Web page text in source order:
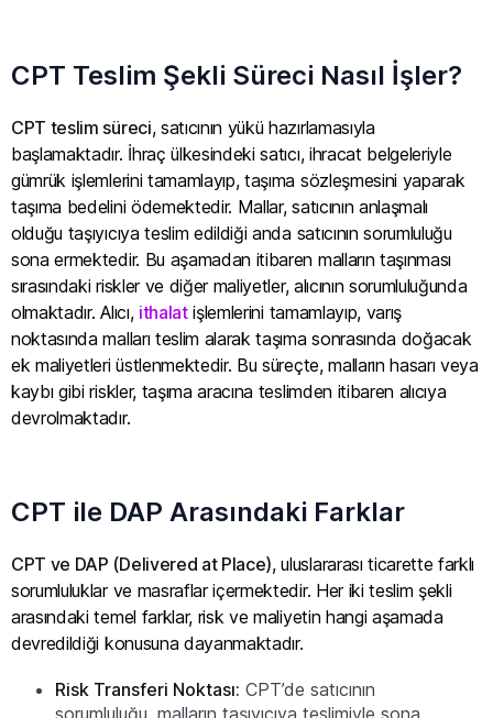
CPT Teslim Şekli Süreci Nasıl İşler?
CPT teslim süreci, satıcının yükü hazırlamasıyla
başlamaktadır. İhraç ülkesindeki satıcı, ihracat belgeleriyle
gümrük işlemlerini tamamlayıp, taşıma sözleşmesini yaparak
taşıma bedelini ödemektedir. Mallar, satıcının anlaşmalı
olduğu taşıyıcıya teslim edildiği anda satıcının sorumluluğu
sona ermektedir. Bu aşamadan itibaren malların taşınması
sırasındaki riskler ve diğer maliyetler, alıcının sorumluluğunda
olmaktadır. Alıcı, ithalatişlemlerini tamamlayıp, varış
noktasında malları teslim alarak taşıma sonrasında doğacak
ek maliyetleri üstlenmektedir. Bu süreçte, malların hasarı veya
kaybı gibi riskler, taşıma aracına teslimden itibaren alıcıya
devrolmaktadır.
CPT ile DAP Arasındaki Farklar
CPT ve DAP (Delivered at Place), uluslararası ticarette farklı
sorumluluklar ve masraflar içermektedir. Her iki teslim şekli
arasındaki temel farklar, risk ve maliyetin hangi aşamada
devredildiği konusuna dayanmaktadır.
Risk Transferi Noktası: CPT’de satıcının